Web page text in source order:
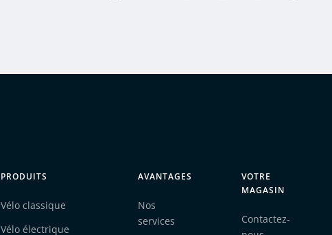
PRODUITS
Vélo classique
Vélo électrique
AVANTAGES
Nos
services
VOTRE
MAGASIN
Contactez-